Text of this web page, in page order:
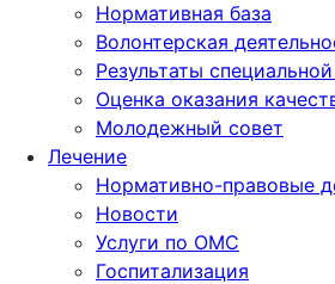
Нормативная база
Волонтерская
Результаты
Оценка оказания
Молодежный совет
Лечение
Нормативно-правовые
Новости
Услуги по ОМС
Госпитализация